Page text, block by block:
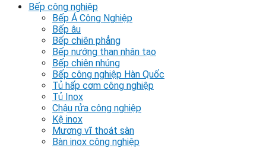
Bếp công nghiệp
Bếp Á Công Nghiệp
Bếp âu
Bếp chiên phẳng
Bếp nướng than nhân tạo
Bếp chiên nhúng
Bếp công nghiệp Hàn Quốc
Tủ hấp cơm công nghiệp
Tủ Inox
Chậu rửa công nghiệp
Kệ inox
Mương vĩ thoát sàn
Bàn inox công nghiệp